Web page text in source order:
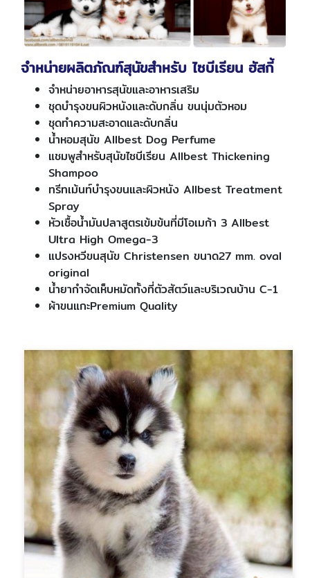
จำหน่ายผลิตภัณฑ์สุนัขสำหรับ ไซบีเรียน ฮัสกี้
จำหน่ายอาหารสุนัขและอาหารเสริม
ชุดบำรุงขนผิวหนังและดับกลิ่น ขนนุ่มตัวหอม
ชุดทำความสะอาดและดับกลิ่น
น้ำหอมสุนัข Allbest Dog Perfume
แชมพูสำหรับสุนัขไซบีเรียน Allbest Thickening
Shampoo
ทรีทเม้นท์บำรุงขนและผิวหนัง Allbest Treatment
Spray
หัวเชื้อน้ำมันปลาสูตรเข้มข้นที่มีโอเมก้า 3 Allbest
Ultra High Omega-3
แปรงหวีขนสุนัข Christensen ขนาด27 mm. oval
original
น้ำยากำจัดเห็บหมัดทั้งที่ตัวสัตว์และบริเวณบ้าน C-1
ผ้าขนแกะPremium Quality